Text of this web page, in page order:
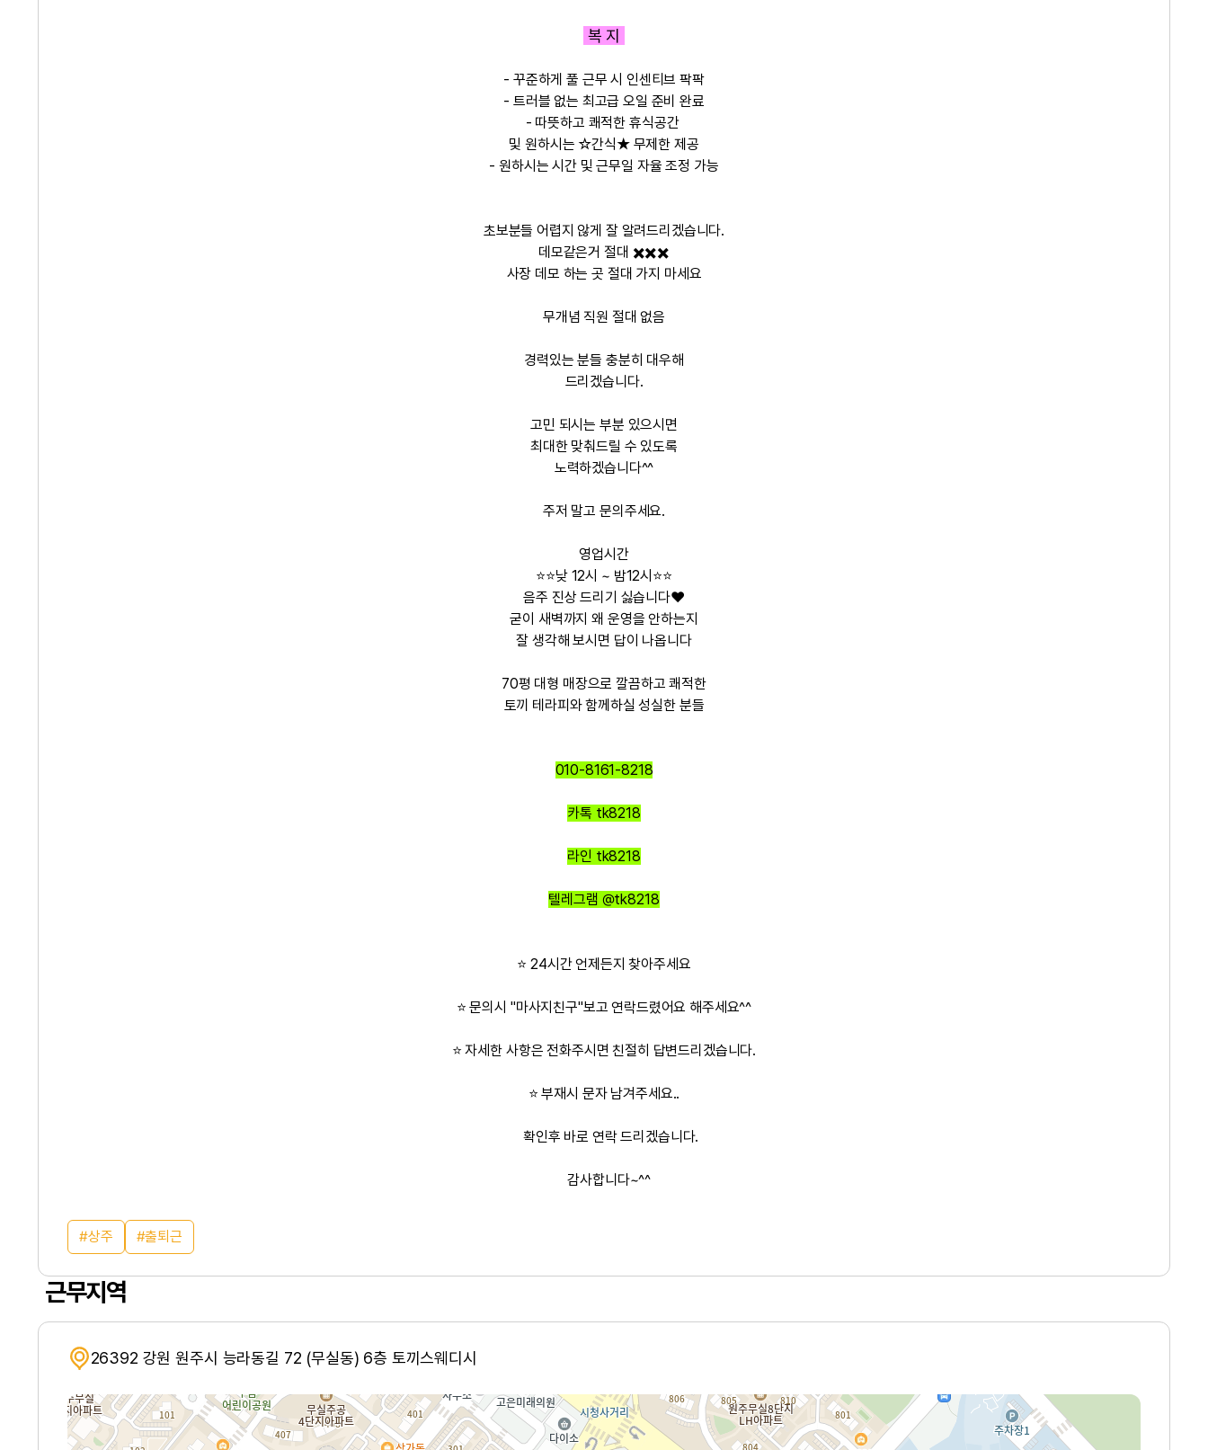
복 지
- 꾸준하게 풀 근무 시 인센티브 팍팍
- 트러블 없는 최고급 오일 준비 완료
- 따뜻하고 쾌적한 휴식공간
및 원하시는 ☆간식★ 무제한 제공
- 원하시는 시간 및 근무일 자율 조정 가능
초보분들 어렵지 않게 잘 알려드리겠습니다.
데모같은거 절대 ✖️✖️✖️
사장 데모 하는 곳 절대 가지 마세요
무개념 직원 절대 없음
경력있는 분들 충분히 대우해
드리겠습니다.
고민 되시는 부분 있으시면
최대한 맞춰드릴 수 있도록
노력하겠습니다^^
주저 말고 문의주세요.
영업시간
⭐️⭐️낮 12시 ~ 밤12시⭐️⭐️
음주 진상 드리기 싫습니다❤️
굳이 새벽까지 왜 운영을 안하는지
잘 생각해 보시면 답이 나옵니다
70평 대형 매장으로 깔끔하고 쾌적한
토끼 테라피와 함께하실 성실한 분들
010-8161-8218
카톡 tk8218
라인 tk8218
텔레그램 @tk8218
⭐24시간 언제든지 찾아주세요
⭐ 문의시 "마사지친구"보고 연락드렸어요 해주세요^^
⭐ 자세한 사항은 전화주시면 친절히 답변드리겠습니다.
⭐ 부재시 문자 남겨주세요..
확인후 바로 연락 드리겠습니다.
감사합니다~^^
상주 출퇴근
근무지역
26392 강원 원주시 능라동길 72 (무실동) 6층 토끼스웨디시